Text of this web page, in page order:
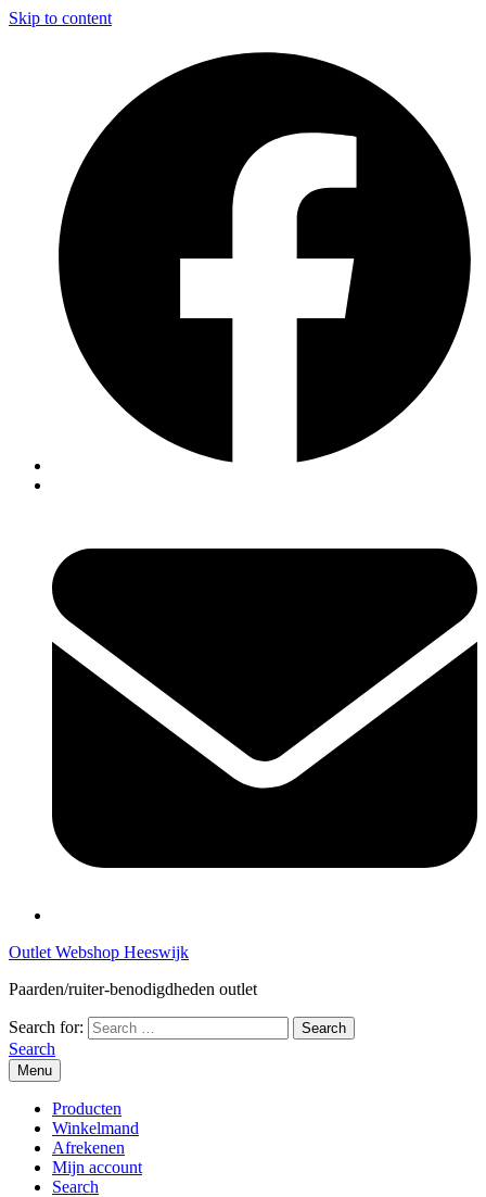
Skip to content
Outlet Webshop Heeswijk
Paarden/ruiter-benodigdheden outlet
Search for:
Search
Menu
Producten
Winkelmand
Afrekenen
Mijn account
Search